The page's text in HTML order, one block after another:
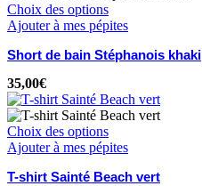
Choix des options
Ajouter à mes pépites
Short de bain Stéphanois khaki
35,00€
Choix des options
Ajouter à mes pépites
T-shirt Sainté Beach vert